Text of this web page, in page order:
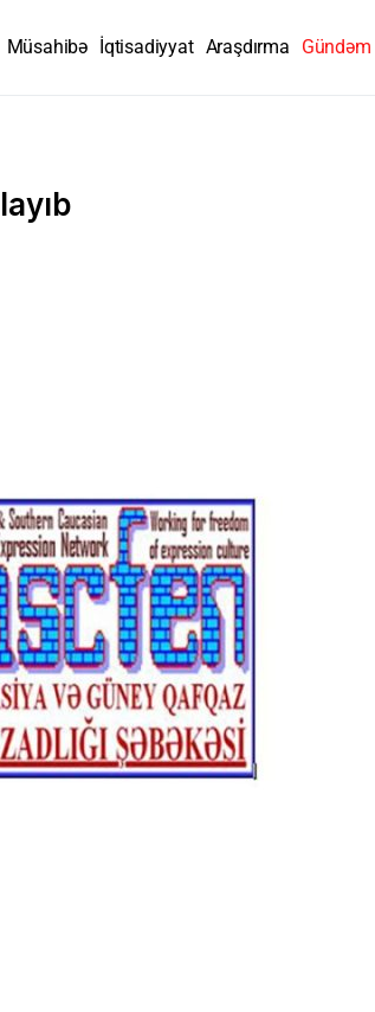
Müsahibə İqtisadiyyat Araşdırma Gündəm